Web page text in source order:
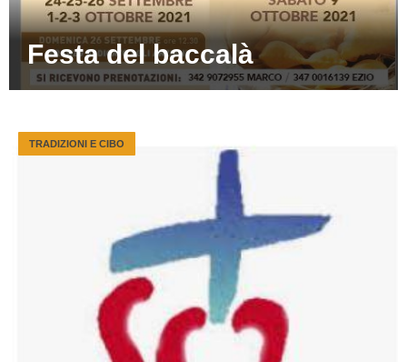
Festa del baccalà
TRADIZIONI E CIBO